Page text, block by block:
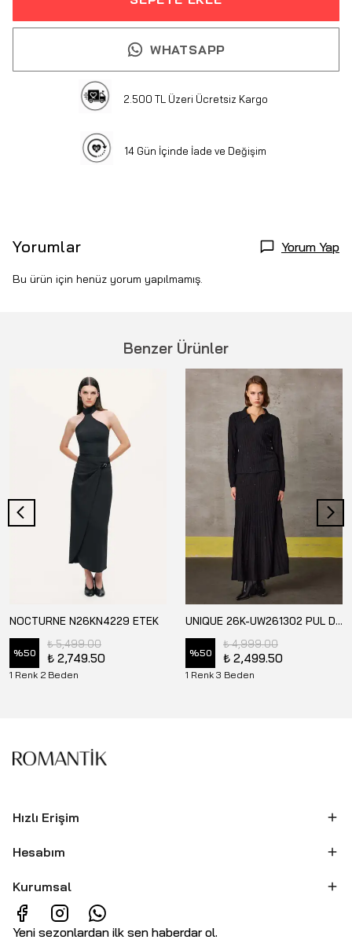
WHATSAPP
2.500 TL Üzeri Ücretsiz Kargo
14 Gün İçinde İade ve Değişim
Yorumlar Yorum Yap
Bu ürün için henüz yorum yapılmamış.
Benzer Ürünler
NOCTURNE N26KN4229 ETEK
%50
₺ 5,499.00
₺ 2,749.50
1 Renk 2 Beden
UNIQUE 26K-UW261302 PUL DETAYLI TRİKO ETEK
%50
₺ 4,999.00
₺ 2,499.50
1 Renk 3 Beden
Hızlı Erişim
Hesabım
Kurumsal
Yeni sezonlardan ilk sen haberdar ol.